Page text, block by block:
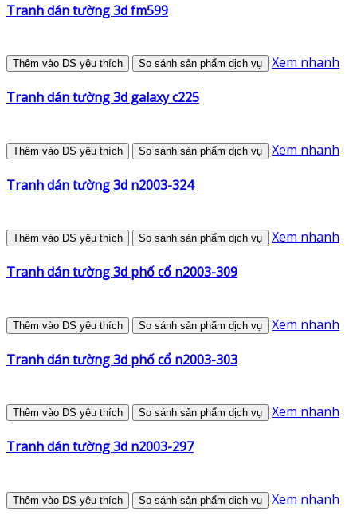
Tranh dán tường 3d fm599
Thêm vào DS yêu thích So sánh sản phẩm dịch vụ Xem nhanh
Tranh dán tường 3d galaxy c225
Thêm vào DS yêu thích So sánh sản phẩm dịch vụ Xem nhanh
Tranh dán tường 3d n2003-324
Thêm vào DS yêu thích So sánh sản phẩm dịch vụ Xem nhanh
Tranh dán tường 3d phố cổ n2003-309
Thêm vào DS yêu thích So sánh sản phẩm dịch vụ Xem nhanh
Tranh dán tường 3d phố cổ n2003-303
Thêm vào DS yêu thích So sánh sản phẩm dịch vụ Xem nhanh
Tranh dán tường 3d n2003-297
Thêm vào DS yêu thích So sánh sản phẩm dịch vụ Xem nhanh